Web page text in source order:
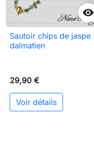

Sautoir chips de jaspe
dalmatien
29,90 €
Voir détails